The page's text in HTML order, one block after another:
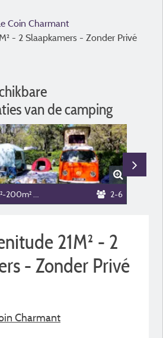
Coin Charmant
- 2 Slaapkamers - Zonder Privé
van de camping
2-6
21M² - 2
- Zonder Privé
Charmant